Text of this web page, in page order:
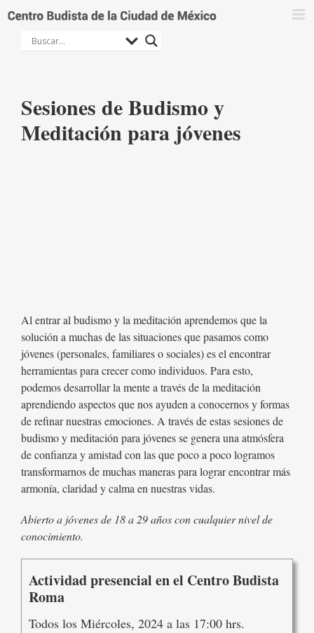
contenido
Sesiones de Budismo y
Meditación para jóvenes
Al entrar al budismo y la meditación aprendemos que la
solución a muchas de las situaciones que pasamos como
jóvenes (personales, familiares o sociales) es el encontrar
herramientas para crecer como individuos. Para esto,
podemos desarrollar la mente a través de la meditación
aprendiendo aspectos que nos ayuden a conocernos y formas
de refinar nuestras emociones. A través de estas sesiones de
budismo y meditación para jóvenes se genera una atmósfera
de confianza y amistad con las que poco a poco logramos
transformarnos de muchas maneras para lograr encontrar más
armonía, claridad y calma en nuestras vidas.
Abierto a jóvenes de 18 a 29 años con cualquier nivel de
conocimiento.
Actividad presencial en el Centro Budista
Roma
Todos los Miércoles, 2024 a las 17:00 hrs.